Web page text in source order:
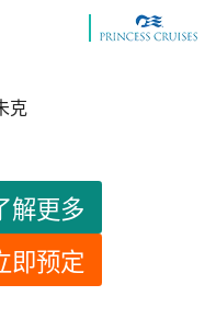
解更多
即预定
克